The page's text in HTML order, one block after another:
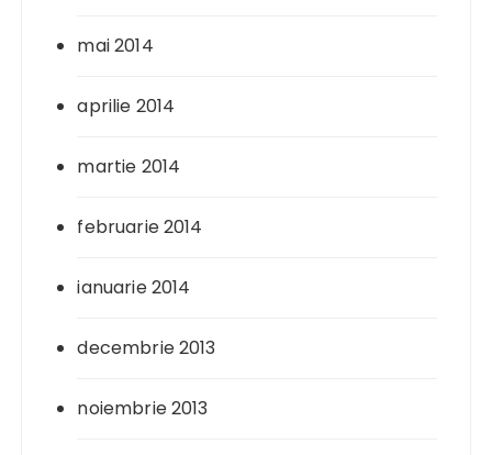
mai 2014
aprilie 2014
martie 2014
februarie 2014
ianuarie 2014
decembrie 2013
noiembrie 2013